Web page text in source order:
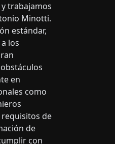
trabajamos
Minotti.
estándar,
los
en
como
de
de
con